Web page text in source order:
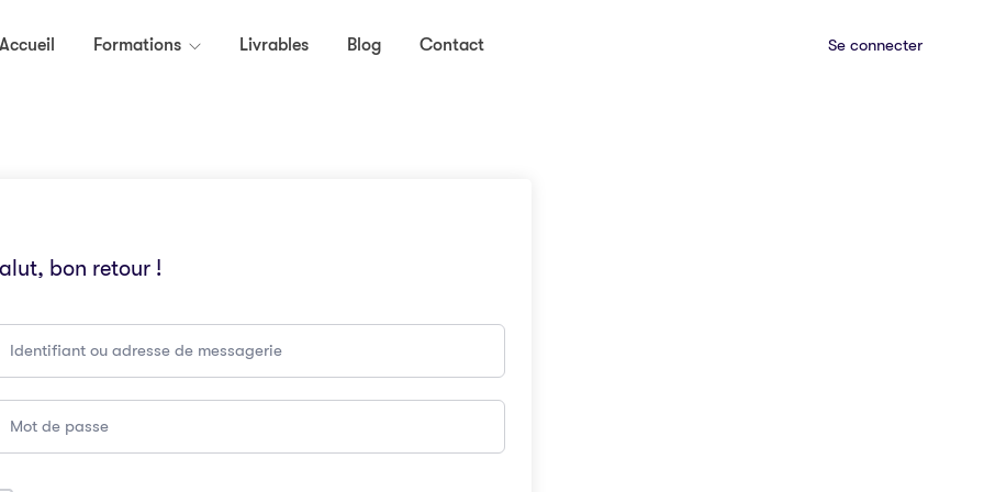
Formations Livrables Blog Contact Se connecter
bon retour !